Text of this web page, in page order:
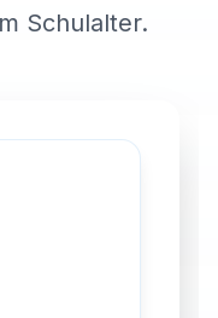
Schulalter.